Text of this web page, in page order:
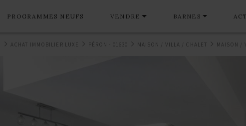
PROGRAMMES NEUFS VENDRE BARNES
ACHAT IMMOBILIER LUXE PÉRON - 01630 MAISON / VILLA / CHALET MAISON /